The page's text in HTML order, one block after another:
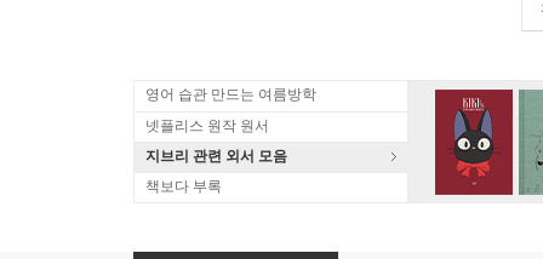
영어 습관 만드는 여름방학
넷플리스 원작 원서
지브리 관련 외서 모음
책보다 부록